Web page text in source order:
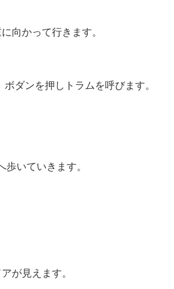
向かって行きます。
ダンを押しトラムを呼びます。
いていきます。
が見えます。